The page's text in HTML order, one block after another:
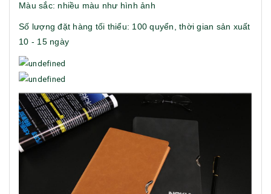
Màu sắc: nhiều màu như hình ảnh
Số lượng đặt hàng tối thiểu: 100 quyển, thời gian sản xuất
10 - 15 ngày